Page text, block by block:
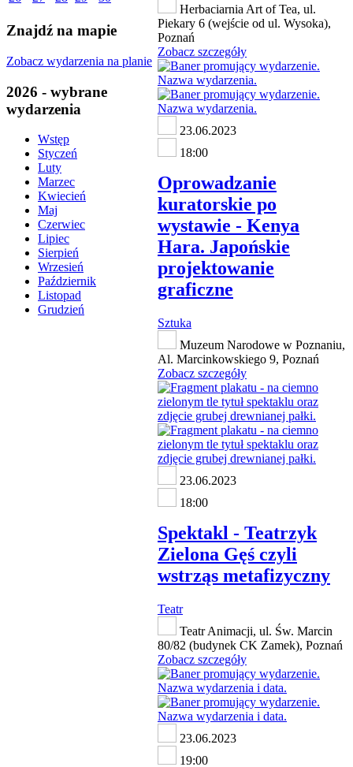
Znajdź na mapie
Zobacz wydarzenia na planie
2026 - wybrane
wydarzenia
Wstęp
Styczeń
Luty
Marzec
Kwiecień
Maj
Czerwiec
Lipiec
Sierpień
Wrzesień
Październik
Listopad
Grudzień
Herbaciarnia Art of Tea, ul.
Piekary 6 (wejście od ul. Wysoka),
Poznań
Zobacz szczegóły
23.06.2023
18:00
Oprowadzanie
kuratorskie po
wystawie - Kenya
Hara. Japońskie
projektowanie
graficzne
Sztuka
Muzeum Narodowe w Poznaniu,
Al. Marcinkowskiego 9, Poznań
Zobacz szczegóły
23.06.2023
18:00
Spektakl - Teatrzyk
Zielona Gęś czyli
wstrząs metafizyczny
Teatr
Teatr Animacji, ul. Św. Marcin
80/82 (budynek CK Zamek), Poznań
Zobacz szczegóły
23.06.2023
19:00